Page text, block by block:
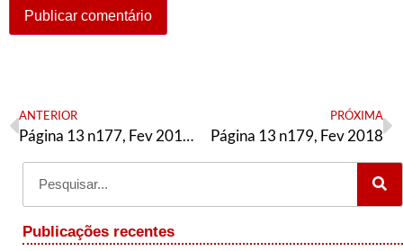
ANTERIOR
Página 13 n177, Fev 2018 Resoluções DNAE
PRÓXIMA
Página 13 n179, Fev 2018
Publicações recentes